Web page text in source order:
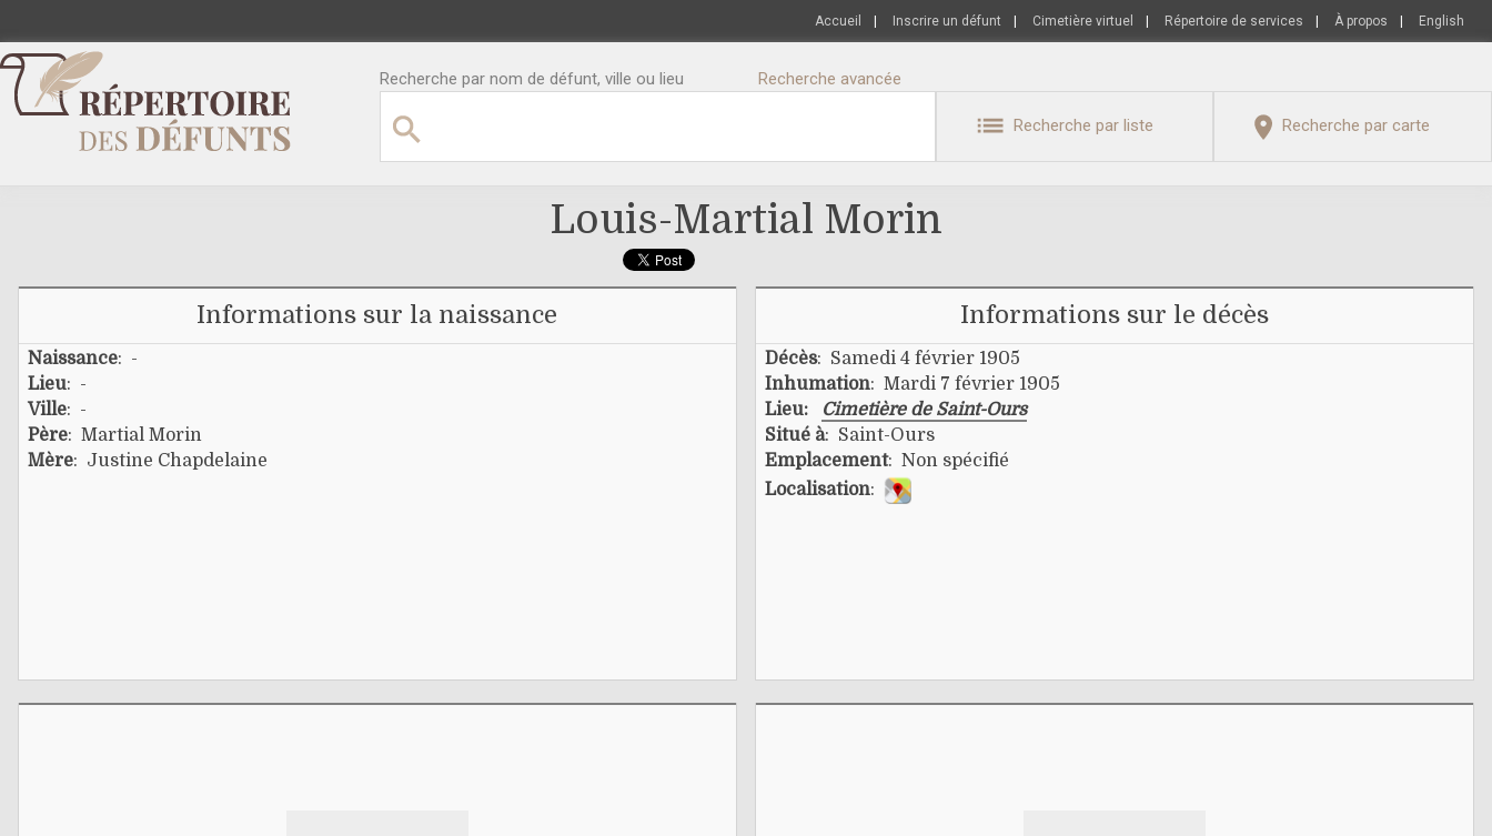
Accueil Inscrire un défunt Cimetière virtuel Répertoire de services À propos English
Recherche par nom de défunt, ville ou lieu Recherche avancée
Recherche par liste Recherche par carte
Louis-Martial Morin
Informations sur la naissance
Naissance: -
Lieu: -
Ville: -
Père: Martial Morin
Mère: Justine Chapdelaine
Informations sur le décès
Décès: Samedi 4 février 1905
Inhumation: Mardi 7 février 1905
Lieu:
Cimetière de Saint-Ours
Situé à: Saint-Ours
Emplacement: Non spécifié
Localisation: